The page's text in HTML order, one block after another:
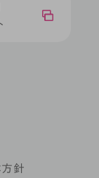
方針